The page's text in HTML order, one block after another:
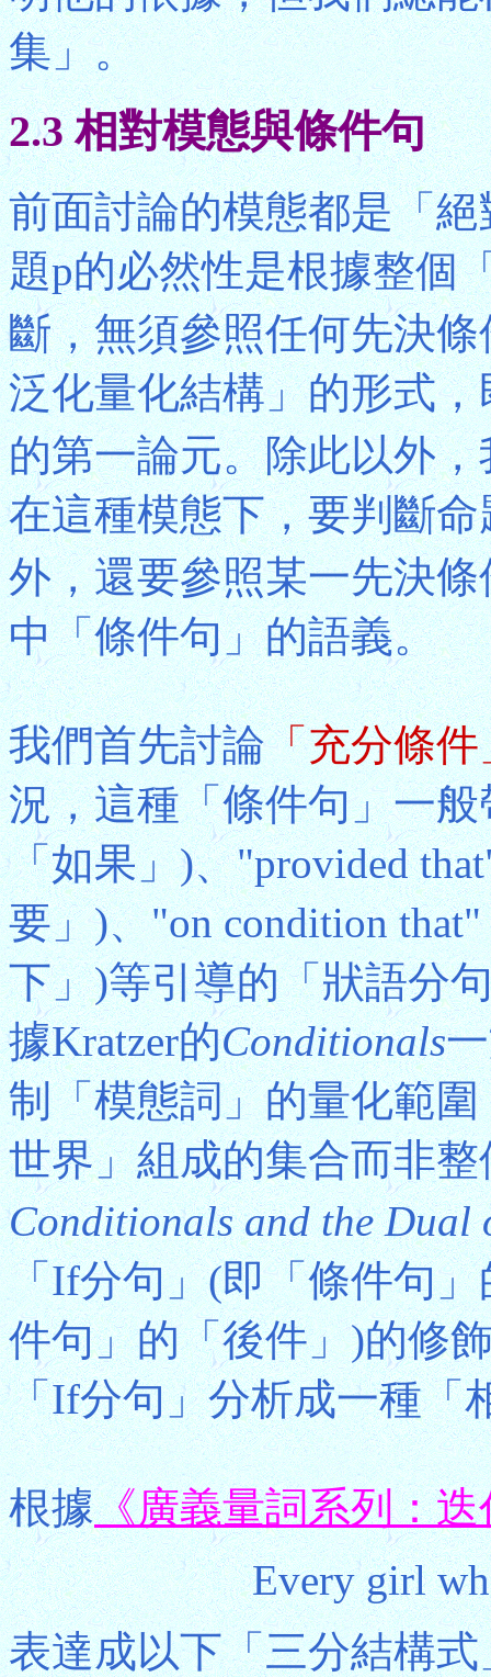
集」。
2.3 相對模態與條件句
前面討論的模態都是「
題p的必然性是根據整個
斷，無須參照任何先決
泛化量化結構」的形式，
的第一論元。除此以外
在這種模態下，要判斷
外，還要參照某一先決
中「條件句」的語義。
我們首先討論「充分條件
況，這種「條件句」一
「如果」)、"provided
要」)、"on condition
下」)等引導的「狀語分
據Kratzer的Conditionals
制「模態詞」的量化範
世界」組成的集合而非整
Conditionals and the Dual
「If分句」(即「條件句
件句」的「後件」)的修
「If分句」分析成一種「
根據《廣義量詞系列：
Every girl
表達成以下「三分結構式